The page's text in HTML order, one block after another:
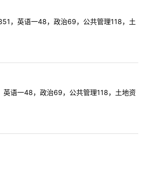
，英语一48，政治69，公共管理118，土
语一48，政治69，公共管理118，土地资